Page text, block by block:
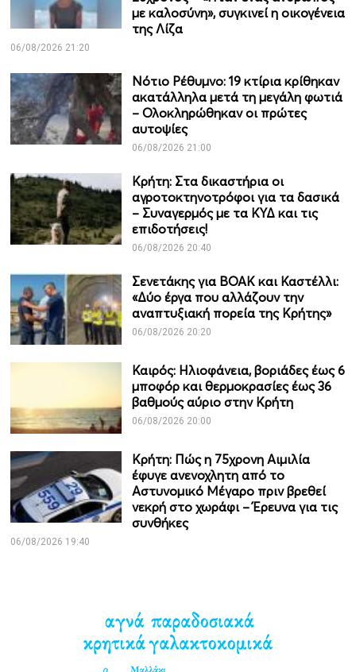
με καλοσύνη», συγκινεί η οικογένεια
της Λίζα
06/08/2026 21:20
Νότιο Ρέθυμνο: 19 κτίρια κρίθηκαν
ακατάλληλα μετά τη μεγάλη φωτιά
– Ολοκληρώθηκαν οι πρώτες
αυτοψίες
06/08/2026 21:00
Κρήτη: Στα δικαστήρια οι
αγροτοκτηνοτρόφοι για τα δασικά
– Συναγερμός με τα ΚΥΔ και τις
επιδοτήσεις!
06/08/2026 20:40
Σενετάκης για ΒΟΑΚ και Καστέλλι:
«Δύο έργα που αλλάζουν την
αναπτυξιακή πορεία της Κρήτης»
06/08/2026 20:20
Καιρός: Ηλιοφάνεια, βοριάδες έως 6
μποφόρ και θερμοκρασίες έως 36
βαθμούς αύριο στην Κρήτη
06/08/2026 20:00
Κρήτη: Πώς η 75χρονη Αιμιλία
έφυγε ανενοχλητη από το
Αστυνομικό Μέγαρο πριν βρεθεί
νεκρή στο χωράφι – Έρευνα για τις
συνθήκες
06/08/2026 19:40